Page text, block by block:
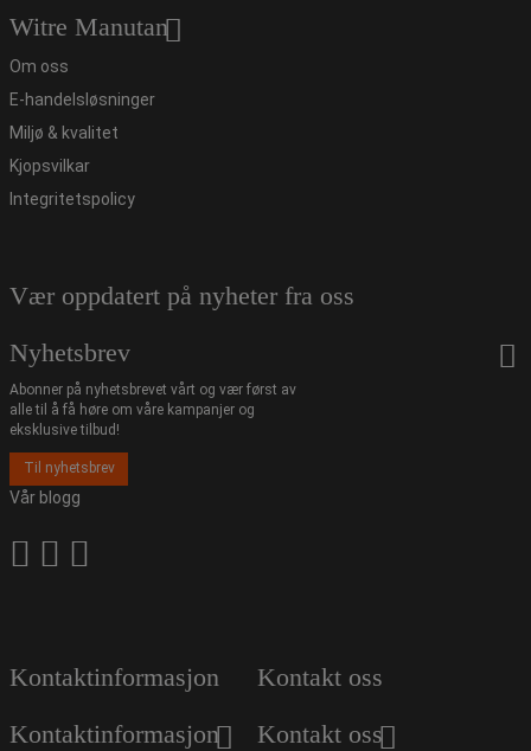
Witre Manutan
Om oss
E-handelsløsninger
Miljø & kvalitet
Kjopsvilkar
Integritetspolicy
Vær oppdatert på nyheter fra oss
Nyhetsbrev
Abonner på nyhetsbrevet vårt og vær først av
alle til å få høre om våre kampanjer og
eksklusive tilbud!
Til nyhetsbrev
Vår blogg
Kontaktinformasjon
Kontaktinformasjon
Kontakt oss
Kontakt oss